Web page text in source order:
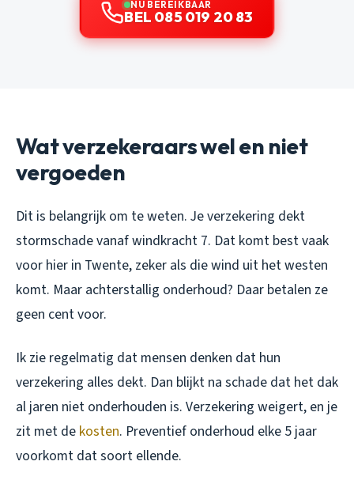
NU BEREIKBAAR
BEL 085 019 20 83
Wat verzekeraars wel en niet
vergoeden
Dit is belangrijk om te weten. Je verzekering dekt
stormschade vanaf windkracht 7. Dat komt best vaak
voor hier in Twente, zeker als die wind uit het westen
komt. Maar achterstallig onderhoud? Daar betalen ze
geen cent voor.
Ik zie regelmatig dat mensen denken dat hun
verzekering alles dekt. Dan blijkt na schade dat het dak
al jaren niet onderhouden is. Verzekering weigert, en je
zit met de kosten. Preventief onderhoud elke 5 jaar
voorkomt dat soort ellende.